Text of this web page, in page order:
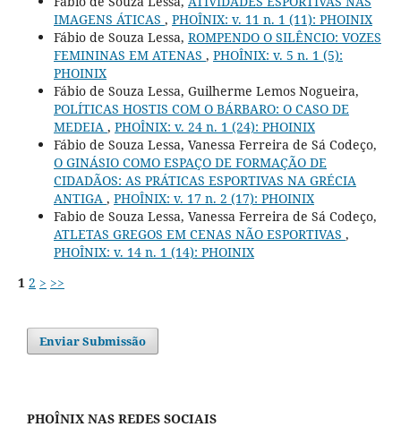
IMAGENS ÁTICAS , PHOÎNIX: v. 11 n. 1 (11): PHOINIX
Fábio de Souza Lessa, ROMPENDO O SILÊNCIO: VOZES
FEMININAS EM ATENAS , PHOÎNIX: v. 5 n. 1 (5):
PHOINIX
Fábio de Souza Lessa, Guilherme Lemos Nogueira,
POLÍTICAS HOSTIS COM O BÁRBARO: O CASO DE
MEDEIA , PHOÎNIX: v. 24 n. 1 (24): PHOINIX
Fábio de Souza Lessa, Vanessa Ferreira de Sá Codeço,
O GINÁSIO COMO ESPAÇO DE FORMAÇÃO DE
CIDADÃOS: AS PRÁTICAS ESPORTIVAS NA GRÉCIA
ANTIGA , PHOÎNIX: v. 17 n. 2 (17): PHOINIX
Fabio de Souza Lessa, Vanessa Ferreira de Sá Codeço,
ATLETAS GREGOS EM CENAS NÃO ESPORTIVAS ,
PHOÎNIX: v. 14 n. 1 (14): PHOINIX
1 2 > >>
Enviar Submissão
PHOÎNIX NAS REDES SOCIAIS